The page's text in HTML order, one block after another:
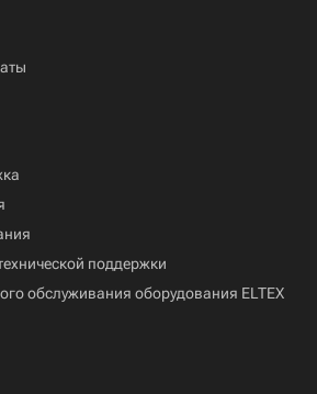
поддержки
обслуживания оборудования ELTEX